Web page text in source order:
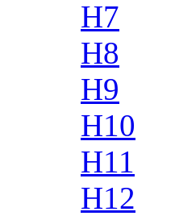
H7
H8
H9
H10
H11
H12